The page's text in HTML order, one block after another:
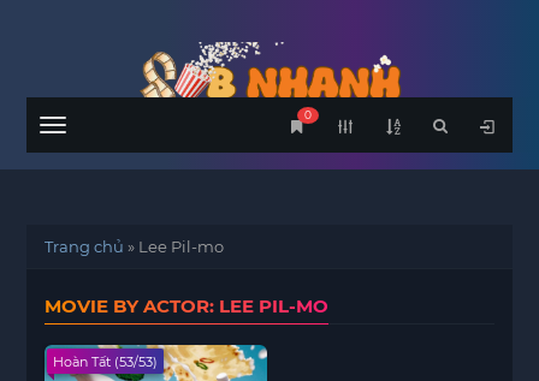
Menu
0
Trang chủ » Lee Pil-mo
MOVIE BY ACTOR: LEE PIL-MO
Hoàn Tất (53/53)